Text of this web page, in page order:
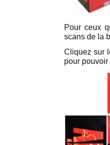
Pour ceux
scans de la
Cliquez sur
pour